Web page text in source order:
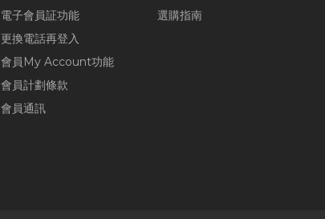
電子會員証功能
更換電話再登入
會員My Account功能
會員計劃條款
會員通訊
選購指南